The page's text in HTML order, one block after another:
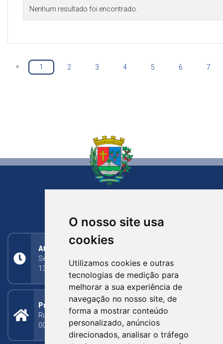
O nosso site usa
cookies
Utilizamos cookies e outras
tecnologias de medição para
melhorar a sua experiência de
navegação no nosso site, de
forma a mostrar conteúdo
personalizado, anúncios
direcionados, analisar o tráfego
Nenhum resultado foi encontrado.
« 1 2 3 4 5 6 7
Atendimento
Segunda a Sexta: 8h às 11h30min (manhã);
13h30min às 17h (tarde)
Prefeitura Municipal
Rua Silva Jardim, 505 - Bairro Centro - CEP: 95340-
000